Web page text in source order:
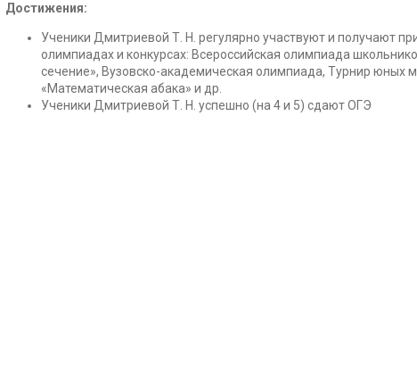
Достижения:
Ученики Дмитриевой Т. Н. регулярно участвуют и получают
олимпиадах и конкурсах: Всероссийская олимпиада
сечение», Вузовско-академическая олимпиада, Турнир юных
«Математическая абака» и др.
Ученики Дмитриевой Т. Н. успешно (на 4 и 5) сдают ОГЭ